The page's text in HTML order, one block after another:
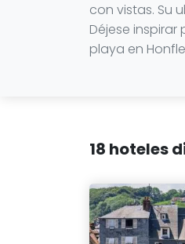
con vistas. Su
Déjese
playa en
18 hoteles